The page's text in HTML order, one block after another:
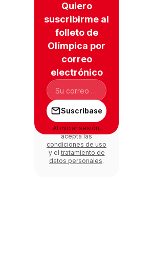
Quiero
suscribirme al
folleto de
Olímpica por
correo
electrónico
Suscríbase
Al iniciar sesión,
acepta las
condiciones de uso
y el tratamiento de
datos personales.